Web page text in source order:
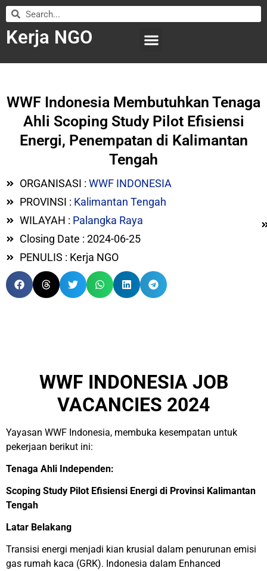
Kerja NGO
WWF Indonesia Membutuhkan Tenaga
Ahli Scoping Study Pilot Efisiensi
Energi, Penempatan di Kalimantan
Tengah
ORGANISASI : WWF INDONESIA
PROVINSI : Kalimantan Tengah
WILAYAH : Palangka Raya
Closing Date : 2024-06-25
PENULIS : Kerja NGO
WWF INDONESIA JOB
VACANCIES 2024
Yayasan WWF Indonesia, membuka kesempatan untuk
pekerjaan berikut ini:
Tenaga Ahli Independen:
Scoping Study Pilot Efisiensi Energi di Provinsi Kalimantan
Tengah
Latar Belakang
Transisi energi menjadi kian krusial dalam penurunan emisi
gas rumah kaca (GRK). Indonesia dalam Enhanced